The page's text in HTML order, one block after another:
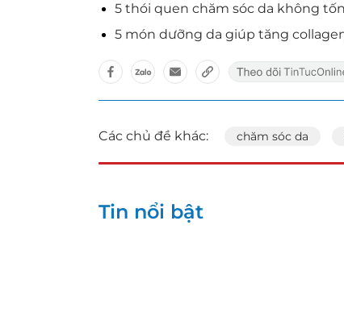
5 thói quen chăm sóc da không
5 món dưỡng da giúp tăng
Các chủ đề khác: chăm sóc da
Tin nổi bật